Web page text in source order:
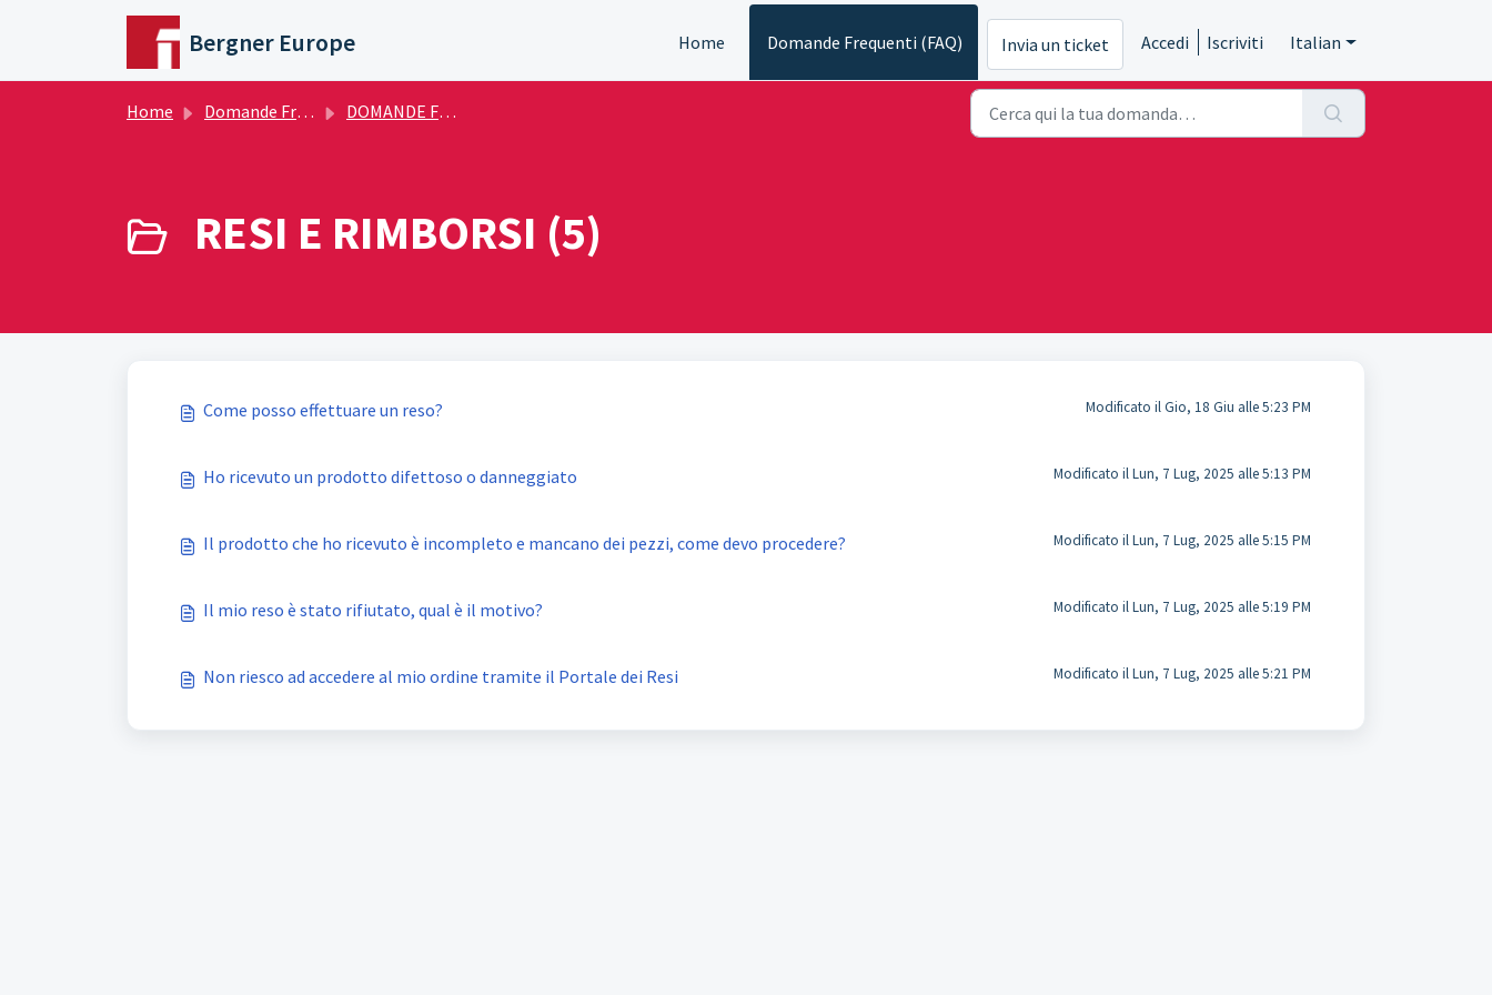
Salta al contenuto principale
Bergner Europe Home Domande Frequenti (FAQ) Invia un ticket Accedi Iscriviti Italian
Home Domande Frequenti (FAQ) DOMANDE FREQUENTI
RESI E RIMBORSI (5)
Come posso effettuare un reso? Modificato il Gio, 18 Giu alle 5:23 PM
Ho ricevuto un prodotto difettoso o danneggiato Modificato il Lun, 7 Lug, 2025 alle 5:13 PM
Il prodotto che ho ricevuto è incompleto e mancano dei pezzi, come devo procedere? Modificato il Lun, 7 Lug, 2025 alle 5:15 PM
Il mio reso è stato rifiutato, qual è il motivo? Modificato il Lun, 7 Lug, 2025 alle 5:19 PM
Non riesco ad accedere al mio ordine tramite il Portale dei Resi Modificato il Lun, 7 Lug, 2025 alle 5:21 PM